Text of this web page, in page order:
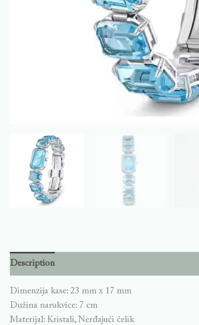
Description
Dimenzija kase: 23 mm x 17 mm
Dužina narukvice: 7 cm
Materijal: Kristali, Nerđajući čelik